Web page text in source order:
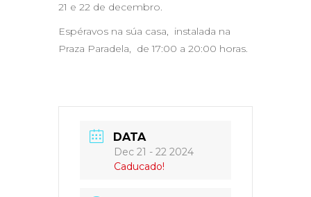
21 e 22 de decembro.
Espéravos na súa casa, instalada na
Praza Paradela, de 17:00 a 20:00 horas.
DATA
Dec 21 - 22 2024
Caducado!